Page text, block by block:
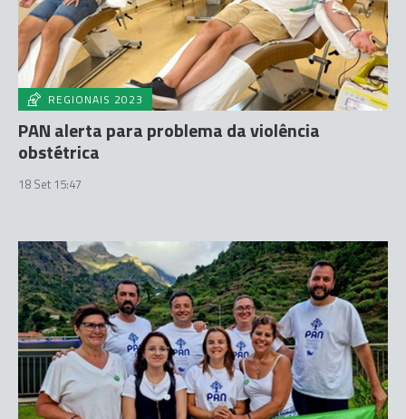
REGIONAIS 2023
PAN alerta para problema da violência
obstétrica
18 Set 15:47